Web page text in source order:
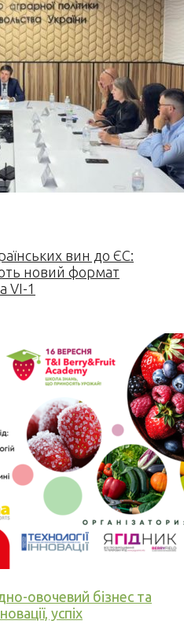
вин до ЄС:
новий формат
VI-1
овочевий бізнес та
успіх